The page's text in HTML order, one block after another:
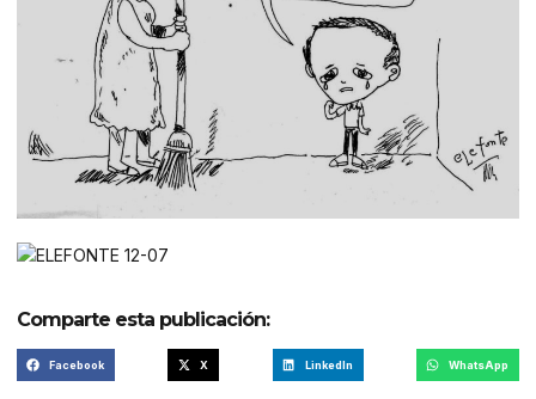
Comparte esta publicación:
Facebook X LinkedIn WhatsApp